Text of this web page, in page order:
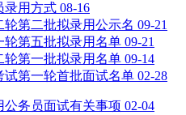
录用方式 08-16
轮第二批拟录用公示名 09-21
轮第五批拟录用名单 09-21
轮第一批拟录用名单 09-14
试第一轮首批面试名单 02-28
公务员面试有关事项 02-04